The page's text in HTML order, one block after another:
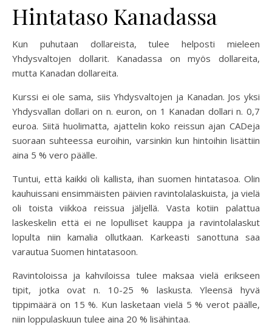
Hintataso Kanadassa
Kun puhutaan dollareista, tulee helposti mieleen
Yhdysvaltojen dollarit. Kanadassa on myös dollareita,
mutta Kanadan dollareita.
Kurssi ei ole sama, siis Yhdysvaltojen ja Kanadan. Jos yksi
Yhdysvallan dollari on n. euron, on 1 Kanadan dollari n. 0,7
euroa. Siitä huolimatta, ajattelin koko reissun ajan CADeja
suoraan suhteessa euroihin, varsinkin kun hintoihin lisättiin
aina 5 % vero päälle.
Tuntui, että kaikki oli kallista, ihan suomen hintatasoa. Olin
kauhuissani ensimmäisten päivien ravintolalaskuista, ja vielä
oli toista viikkoa reissua jäljellä. Vasta kotiin palattua
laskeskelin että ei ne lopulliset kauppa ja ravintolalaskut
lopulta niin kamalia ollutkaan. Karkeasti sanottuna saa
varautua Suomen hintatasoon.
Ravintoloissa ja kahviloissa tulee maksaa vielä erikseen
tipit, jotka ovat n. 10-25 % laskusta. Yleensä hyvä
tippimäärä on 15 %. Kun lasketaan vielä 5 % verot päälle,
niin loppulaskuun tulee aina 20 % lisähintaa.